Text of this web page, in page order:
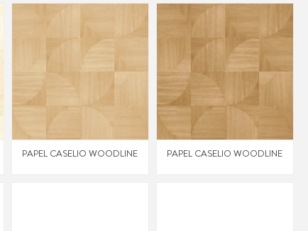
PAPEL CASELIO WOODLINE PAPEL CASELIO WOODLINE